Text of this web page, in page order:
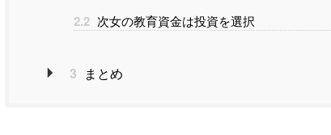
2.2 次女の教育資金は投資を選択
3 まとめ